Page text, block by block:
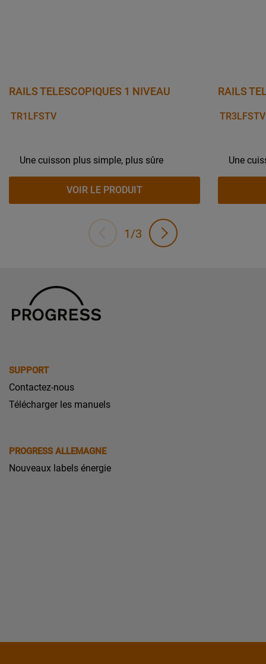
RAILS TELESCOPIQUES 1 NIVEAU
TR1LFSTV
Une cuisson plus simple, plus sûre
VOIR LE PRODUIT
RAILS
TR3LFSTV
Une
1/3
SUPPORT
Contactez-nous
Télécharger les manuels
PROGRESS ALLEMAGNE
Nouveaux labels énergie